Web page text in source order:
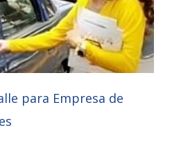
para Empresa de